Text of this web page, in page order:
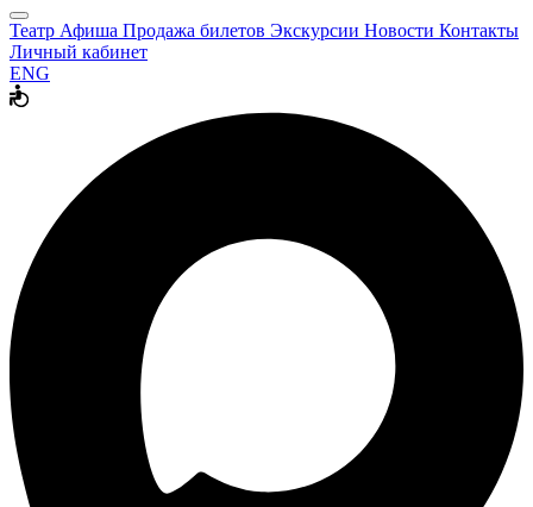
Театр Афиша Продажа билетов Экскурсии Новости Контакты
Личный кабинет
ENG